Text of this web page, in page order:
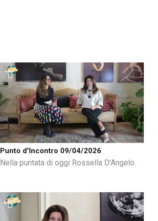
Punto d'Incontro 09/04/2026
Nella puntata di oggi Rossella D'Angelo.